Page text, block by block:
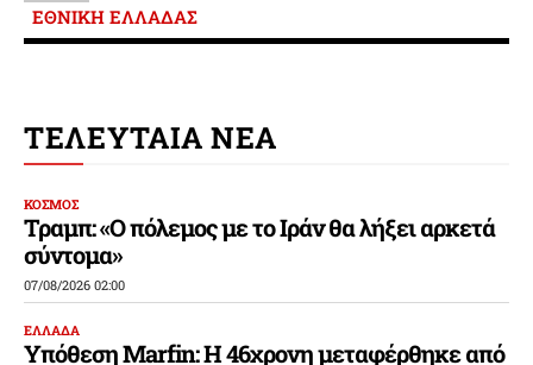
ΕΘΝΙΚΗ ΕΛΛΑΔΑΣ
ΤΕΛΕΥΤΑΙΑ ΝΕΑ
ΚΟΣΜΟΣ
Τραμπ: «Ο πόλεμος με το Ιράν θα λήξει αρκετά
σύντομα»
07/08/2026 02:00
ΕΛΛΑΔΑ
Υπόθεση Marfin: Η 46χρονη μεταφέρθηκε από